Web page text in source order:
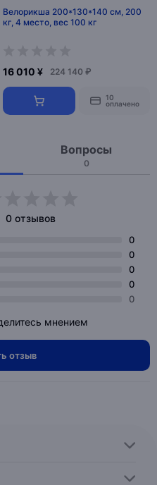
Велорикша 200*130*140 см, 200
кг, 4 место, вес 100 кг
16 010 ¥ 224 140 ₽
10
оплачено
Вопросы
0
0 отзывов
0
0
0
0
0
мнением
отзыв